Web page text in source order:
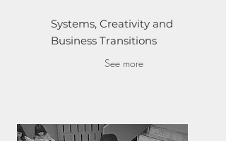
Systems, Creativity and
Business Transitions
See more